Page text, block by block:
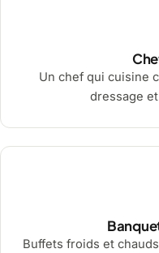
Un chef qui cuisine
dressage
Buffets froids et